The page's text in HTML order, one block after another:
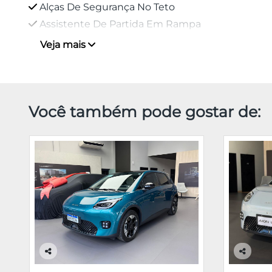
Alças De Segurança No Teto
Assistente De Partida Em Rampa
Veja mais
Você também pode gostar de:
Co
Co